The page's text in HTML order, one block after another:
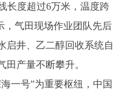
长度超过6万米，温度跨
气田现场作业团队先后
启井、乙二醇回收系统自
田产量不断攀升。
一号”为重要枢纽，中国